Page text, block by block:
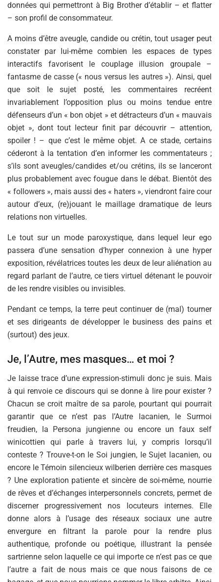
données qui permettront à Big Brother d’établir – et flatter
– son profil de consommateur.
A moins d’être aveugle, candide ou crétin, tout usager peut
constater par lui-même combien les espaces de types
interactifs favorisent le couplage illusion groupale –
fantasme de casse (« nous versus les autres »). Ainsi, quel
que soit le sujet posté, les commentaires recréent
invariablement l’opposition plus ou moins tendue entre
défenseurs d’un « bon objet » et détracteurs d’un « mauvais
objet », dont tout lecteur finit par découvrir – attention,
spoiler ! – que c’est le même objet. A ce stade, certains
céderont à la tentation d’en informer les commentateurs ;
s’ils sont aveugles/candides et/ou crétins, ils se lanceront
plus probablement avec fougue dans le débat. Bientôt des
« followers », mais aussi des « haters », viendront faire cour
autour d’eux, (re)jouant le maillage dramatique de leurs
relations non virtuelles.
Le tout sur un mode paroxystique, dans lequel leur ego
passera d’une sensation d’hyper connexion à une hyper
exposition, révélatrices toutes les deux de leur aliénation au
regard parlant de l’autre, ce tiers virtuel détenant le pouvoir
de les rendre visibles ou invisibles.
Pendant ce temps, la terre peut continuer de (mal) tourner
et ses dirigeants de développer le business des pains et
(surtout) des jeux.
Je, l’Autre, mes masques… et moi ?
Je laisse trace d’une expression-stimuli donc je suis. Mais
à qui renvoie ce discours qui se donne à lire pour exister ?
Chacun se croit maître de sa parole, pourtant qui pourrait
garantir que ce n’est pas l’Autre lacanien, le Surmoi
freudien, la Persona jungienne ou encore un faux self
winicottien qui parle à travers lui, y compris lorsqu’il
conteste ? Trouve-t-on le Soi jungien, le Sujet lacanien, ou
encore le Témoin silencieux wilberien derrière ces masques
? Une exploration patiente et sincère de soi-même, nourrie
de rêves et d’échanges interpersonnels concrets, permet de
discerner progressivement nos locuteurs internes. Elle
donne alors à l’usage des réseaux sociaux une autre
envergure en filtrant la parole pour la rendre plus
authentique, profonde ou poétique, illustrant la pensée
sartrienne selon laquelle ce qui importe ce n’est pas ce que
l’autre a fait de nous mais ce que nous faisons de ce